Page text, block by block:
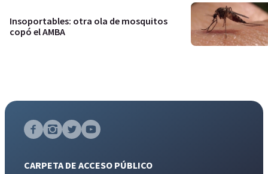
Insoportables: otra ola de mosquitos
copó el AMBA
CARPETA DE ACCESO PÚBLICO